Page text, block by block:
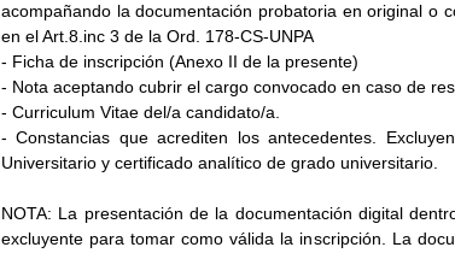
acompañando la documentación probatoria en original o
en el Art.8.inc 3 de la Ord. 178-CS-UNPA
- Ficha de inscripción (Anexo II de la presente)
- Nota aceptando cubrir el cargo convocado en caso de
- Curriculum Vitae del/a candidato/a.
- Constancias que acrediten los antecedentes.
Universitario y certificado analítico de grado universitario.
NOTA: La presentación de la documentación digital
excluyente para tomar como válida la inscripción. La